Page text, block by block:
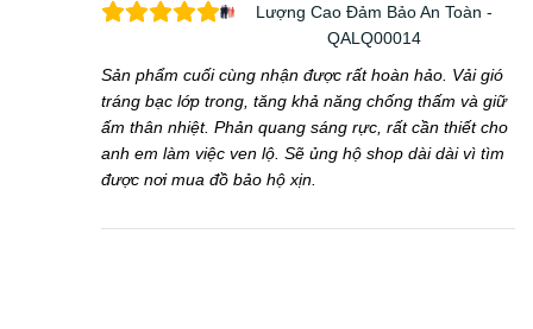
Lượng Cao Đảm Bảo An Toàn -
QALQ00014
Sản phẩm cuối cùng nhận được rất hoàn hảo. Vải gió
tráng bạc lớp trong, tăng khả năng chống thấm và giữ
ấm thân nhiệt. Phản quang sáng rực, rất cần thiết cho
anh em làm việc ven lộ. Sẽ ủng hộ shop dài dài vì tìm
được nơi mua đồ bảo hộ xịn.